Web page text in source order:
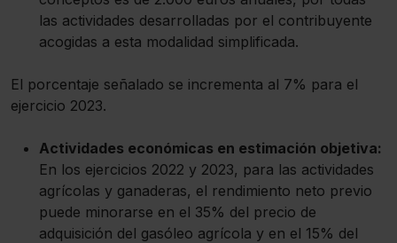
las actividades desarrolladas por el contribuyente
acogidas a esta modalidad simplificada.
El porcentaje señalado se incrementa al 7% para el
ejercicio 2023.
Actividades económicas en estimación objetiva:
En los ejercicios 2022 y 2023, para las actividades
agrícolas y ganaderas, el rendimiento neto previo
puede minorarse en el 35% del precio de
adquisición del gasóleo agrícola y en el 15% del